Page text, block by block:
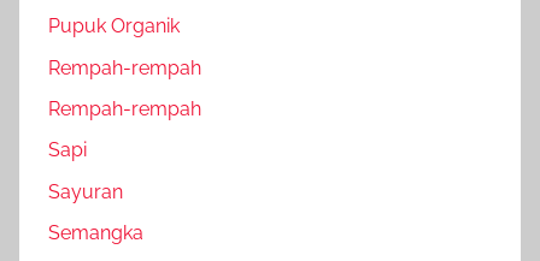
Pupuk Organik
Rempah-rempah
Rempah-rempah
Sapi
Sayuran
Semangka